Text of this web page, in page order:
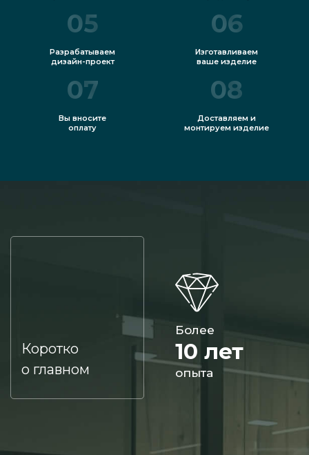
05
Разрабатываем
дизайн-проект
06
Изготавливаем
ваше изделие
07
Вы вносите
оплату
08
Доставляем и
монтируем изделие
Коротко
о главном
Более
10 лет
опыта